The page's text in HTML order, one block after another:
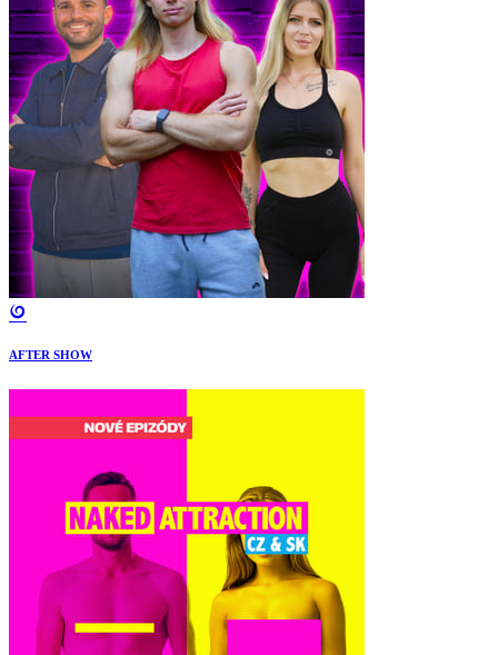
AFTER SHOW